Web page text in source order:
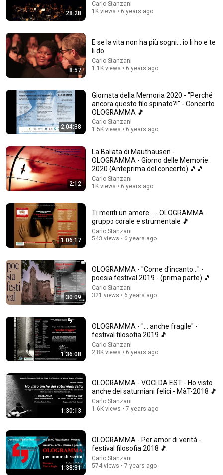
When You Age, Forget People: Focus on These 4
LA VISIONE DI CREPET
Auto-dubbed
131K views
and Go Off-Script
Celeb Spark ⭐ • 690K views
Paganini & Vivaldi | The Best Classical Violin Music 🎻
Calm Classical Aura 43K views
28:28
Carlo Stanzani
1K views • 6 years ago
8:57
E se la vita non ha più sogni... io li ho e te
li do
Carlo Stanzani
1.1K views • 6 years ago
2:04:38
Giornata della Memoria 2020 - "Perché
ancora questo filo spinato?!" - Concerto
OLOGRAMMA 🎵
Carlo Stanzani
1.5K views • 6 years ago
2:12
La Ballata di Mauthausen -
OLOGRAMMA - Giorno delle Memorie
2020 (Anteprima del concerto) 🎵🎵
Carlo Stanzani
1K views • 6 years ago
1:06:17
Ti meriti un amore... - OLOGRAMMA
gruppo corale e strumentale 🎵
Carlo Stanzani
543 views • 6 years ago
30:09
OLOGRAMMA - "Come d'incanto..." -
poesia festival 2019 - (prima parte) 🎵
Carlo Stanzani
321 views • 6 years ago
1:36:08
OLOGRAMMA - "... anche fragile" -
festival filosofia 2019 🎵
Carlo Stanzani
2.8K views • 6 years ago
1:30:13
OLOGRAMMA - VOCI DA EST - Ho visto
anche dei saturniani felici - MàT-2018 🎵
Carlo Stanzani
1.6K views • 7 years ago
1:38:31
OLOGRAMMA - Per amor di verità -
festival filosofia 2018 🎵
Carlo Stanzani
574 views • 7 years ago